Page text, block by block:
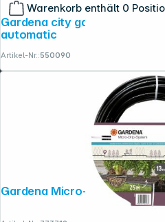
Warenkorb enthält 0
Gardena city gardening Outdoor Sprühnebel
automatic
Artikel-Nr.:550090